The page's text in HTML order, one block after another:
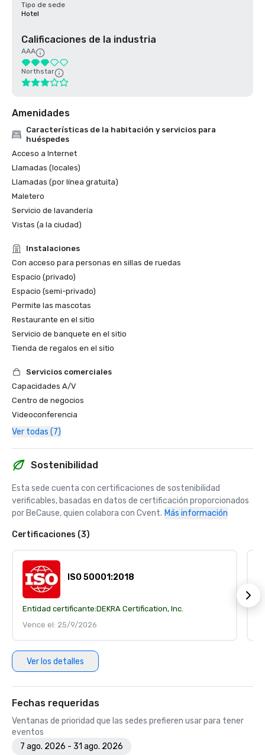
Tipo de sede
Hotel
Calificaciones de la industria
AAA
Northstar
Amenidades
Características de la habitación y servicios para
huéspedes
Acceso a Internet
Llamadas (locales)
Llamadas (por línea gratuita)
Maletero
Servicio de lavandería
Vistas (a la ciudad)
Instalaciones
Con acceso para personas en sillas de ruedas
Espacio (privado)
Espacio (semi-privado)
Permite las mascotas
Restaurante en el sitio
Servicio de banquete en el sitio
Tienda de regalos en el sitio
Servicios comerciales
Capacidades A/V
Centro de negocios
Videoconferencia
Ver todas (7)
Sostenibilidad
Esta sede cuenta con certificaciones de sostenibilidad
verificables, basadas en datos de certificación proporcionados
por BeCause, quien colabora con Cvent. Más información
Certificaciones (3)
ISO 50001:2018
Entidad certificante:DEKRA Certification, Inc.
Vence el: 25/9/2026
Ver los detalles
Fechas requeridas
Ventanas de prioridad que las sedes prefieren usar para tener
eventos
7 ago. 2026 - 31 ago. 2026